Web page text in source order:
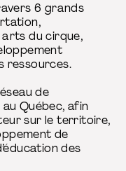
6 grands
du cirque,
ressources.
de
Québec, afin
sur le territoire,
de
des